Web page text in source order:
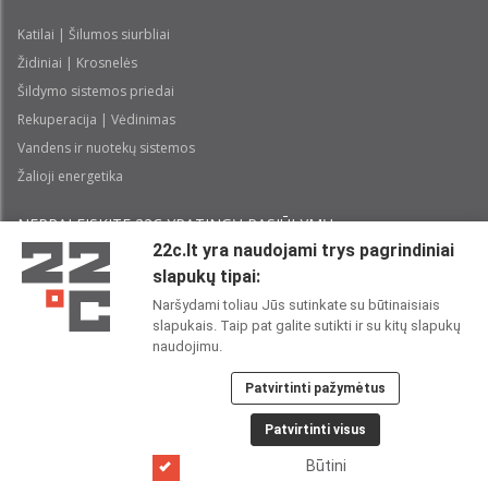
Katilai | Šilumos siurbliai
Židiniai | Krosnelės
Šildymo sistemos priedai
Rekuperacija | Vėdinimas
Vandens ir nuotekų sistemos
Žalioji energetika
NEPRALEISKITE 22С YPATINGŲ PASIŪLYMŲ:
Perskaičiau ir sutinku su 22CPrivatumo politika
22C SOCIALINIUOSE TINKLUOSE:
22c.lt yra naudojami trys pagrindiniai
slapukų tipai:
Naršydami toliau Jūs sutinkate su būtinaisiais
slapukais. Taip pat galite sutikti ir su kitų slapukų
naudojimu.
Patvirtinti pažymėtus
Patvirtinti visus
Būtini